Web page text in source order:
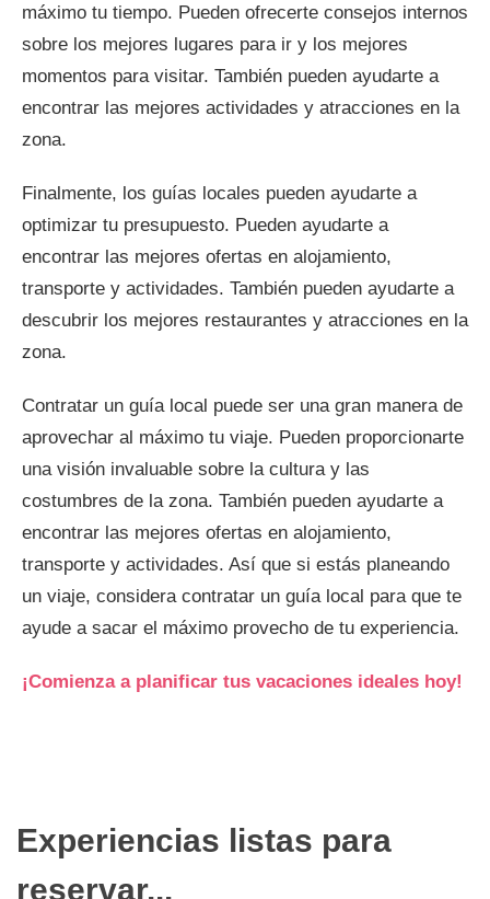
máximo tu tiempo. Pueden ofrecerte consejos internos
sobre los mejores lugares para ir y los mejores
momentos para visitar. También pueden ayudarte a
encontrar las mejores actividades y atracciones en la
zona.
Finalmente, los guías locales pueden ayudarte a
optimizar tu presupuesto. Pueden ayudarte a
encontrar las mejores ofertas en alojamiento,
transporte y actividades. También pueden ayudarte a
descubrir los mejores restaurantes y atracciones en la
zona.
Contratar un guía local puede ser una gran manera de
aprovechar al máximo tu viaje. Pueden proporcionarte
una visión invaluable sobre la cultura y las
costumbres de la zona. También pueden ayudarte a
encontrar las mejores ofertas en alojamiento,
transporte y actividades. Así que si estás planeando
un viaje, considera contratar un guía local para que te
ayude a sacar el máximo provecho de tu experiencia.
¡Comienza a planificar tus vacaciones ideales hoy!
Experiencias listas para
reservar...